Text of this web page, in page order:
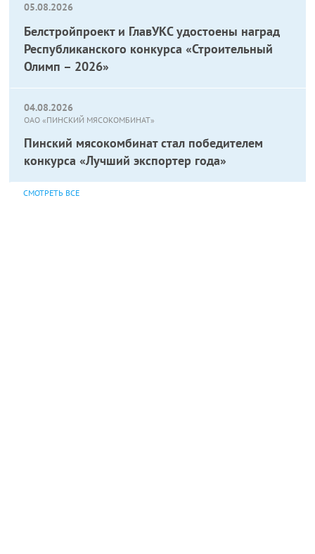
05.08.2026
Белстройпроект и ГлавУКС удостоены наград
Республиканского конкурса «Строительный
Олимп – 2026»
04.08.2026
ОАО «ПИНСКИЙ МЯСОКОМБИНАТ»
Пинский мясокомбинат стал победителем
конкурса «Лучший экспортер года»
СМОТРЕТЬ ВСЕ